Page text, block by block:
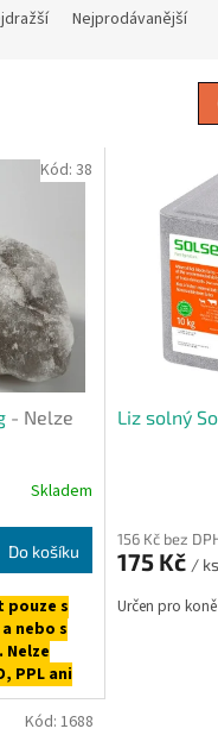
Nejprodávanější
- Nelze
Skladem
Do košíku
s
nebo s
Nelze
PPL ani
Kód: 38
Liz solný
156 Kč bez
175 Kč / ks
Určen pro
Kód: 1688